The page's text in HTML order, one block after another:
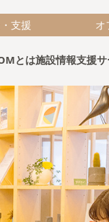
支援 オ
とは施設情報支援